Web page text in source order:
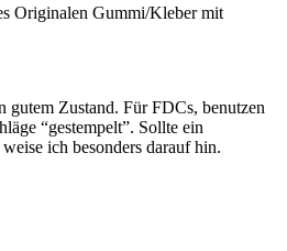
Originalen Gummi/Kleber mit
gutem Zustand. Für FDCs, benutzen
“gestempelt”. Sollte ein
ich besonders darauf hin.